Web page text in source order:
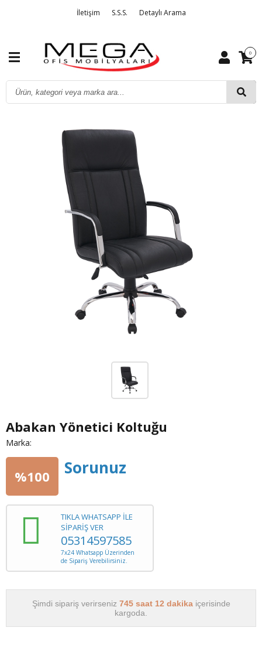
İletişim S.S.S. Detaylı Arama
0
Abakan Yönetici Koltuğu
Marka:
%100 Sorunuz
TIKLA WHATSAPP İLE
SİPARİŞ VER
05314597585
7x24 Whatsapp Üzerinden
de Sipariş Verebilirsiniz.
Şimdi sipariş verirseniz 745 saat 12 dakika içerisinde
kargoda.